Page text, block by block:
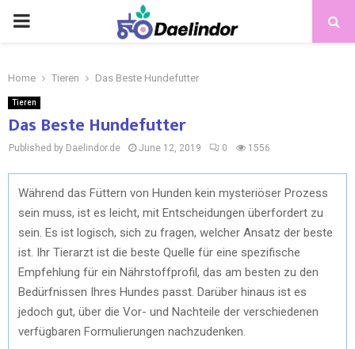
Home Tieren Das Beste Hundefutter
Tieren
Das Beste Hundefutter
Published by Daelindor.de June 12, 2019 0 1556
Während das Füttern von Hunden kein mysteriöser Prozess
sein muss, ist es leicht, mit Entscheidungen überfordert zu
sein. Es ist logisch, sich zu fragen, welcher Ansatz der beste
ist. Ihr Tierarzt ist die beste Quelle für eine spezifische
Empfehlung für ein Nährstoffprofil, das am besten zu den
Bedürfnissen Ihres Hundes passt. Darüber hinaus ist es
jedoch gut, über die Vor- und Nachteile der verschiedenen
verfügbaren Formulierungen nachzudenken.